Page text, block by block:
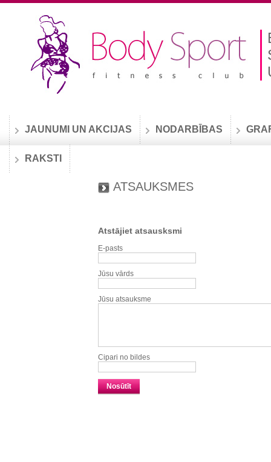
JAUNUMI UN AKCIJAS NODARBĪBAS
RAKSTI
ATSAUKSMES
Atstājiet atsausksmi
E-pasts
Jūsu vārds
Jūsu atsauksme
Cipari no bildes